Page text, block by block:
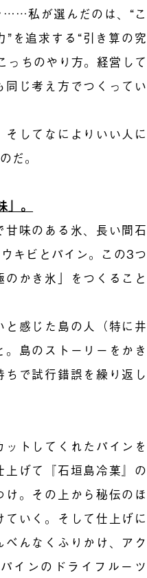
……私が選んだのは、“こ
を追求する“引き算の究
っちのやり方。経営して
じ考え方でつくってい
してなによりいい人に
だ。
。
甘味のある氷、長い間石
キビとパイン。この3つ
かき氷」をつくること
感じた島の人（特に井
。島のストーリーをかき
で試行錯誤を繰り返し
トしてくれたパインを
げて『石垣島冷菓』の
。その上から秘伝のほ
いく。そして仕上げに
んなくふりかけ、アク
インのドライフルーツ